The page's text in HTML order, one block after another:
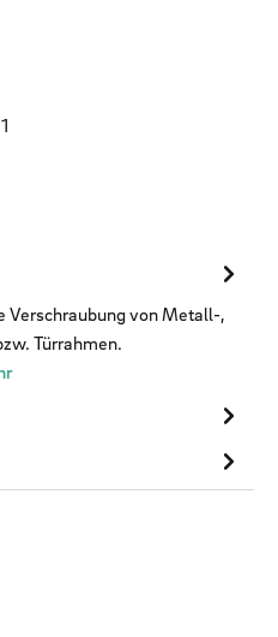
Verschraubung von Metall-,
Türrahmen.